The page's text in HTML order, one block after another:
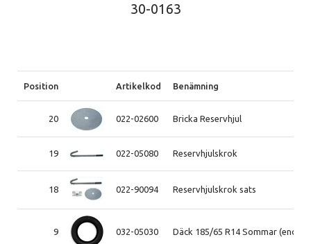
30-0163
Position Artikelkod Benämning
20 022-02600 Bricka Reservhjul
19 022-05080 Reservhjulskrok
18 022-90094 Reservhjulskrok sats
9 032-05030 Däck 185/65 R14 Sommar